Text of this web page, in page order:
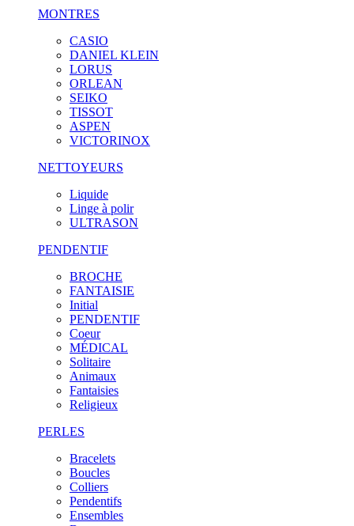
MONTRES
CASIO
DANIEL KLEIN
LORUS
ORLEAN
SEIKO
TISSOT
ASPEN
VICTORINOX
NETTOYEURS
Liquide
Linge à polir
ULTRASON
PENDENTIF
BROCHE
FANTAISIE
Initial
PENDENTIF
Coeur
MÉDICAL
Solitaire
Animaux
Fantaisies
Religieux
PERLES
Bracelets
Boucles
Colliers
Pendentifs
Ensembles